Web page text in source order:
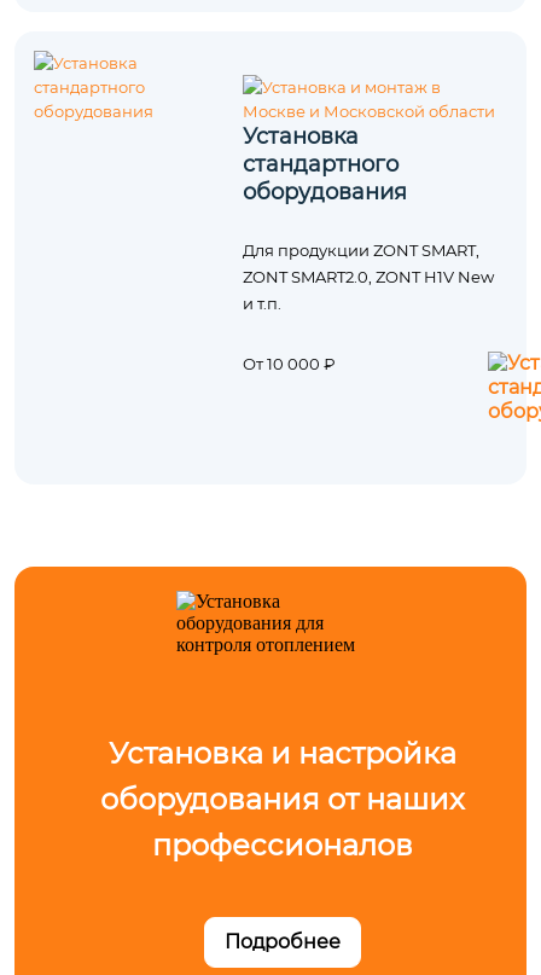
Установка
стандартного
оборудования
Для продукции ZONT SMART,
ZONT SMART2.0, ZONT H1V New
и т.п.
От 10 000 ₽
Установка и настройка
оборудования от наших
профессионалов
Подробнее